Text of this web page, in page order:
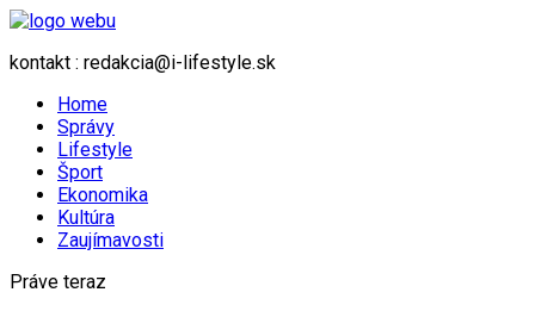
kontakt : redakcia@i-lifestyle.sk
Home
Správy
Lifestyle
Šport
Ekonomika
Kultúra
Zaujímavosti
Práve teraz